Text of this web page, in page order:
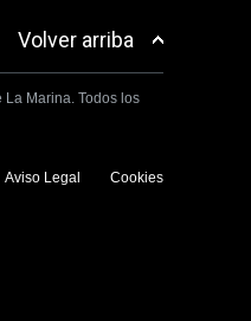
Volver arriba
Marina. Todos los
Aviso Legal Cookies